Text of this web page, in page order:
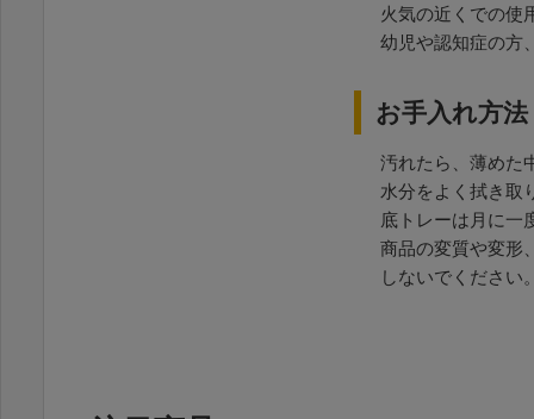
火気の近くでの使
幼児や認知症の方
お手入れ方法
汚れたら、薄めた
水分をよく拭き取
底トレーは月に一
商品の変質や変形
しないでください